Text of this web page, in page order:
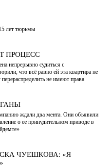
лет тюрьмы
ПРОЦЕСС
непрерывно судиться с
что всё равно ей эта квартира не
не имеют права
ждали два мента. Они объявили
о ее принудительном приводе в
ЧУЕШКОВА: «Я